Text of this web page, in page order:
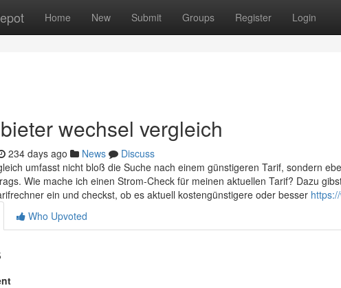
Home New Submit Groups Register Login
wechsel vergleich
234 days ago News
Discuss
umfasst nicht bloß die Suche nach einem günstigeren Tarif, sondern
Wie mache ich einen Strom-Check für meinen aktuellen Tarif? Dazu
ein und checkst, ob es aktuell kostengünstigere oder besser
Who Upvoted